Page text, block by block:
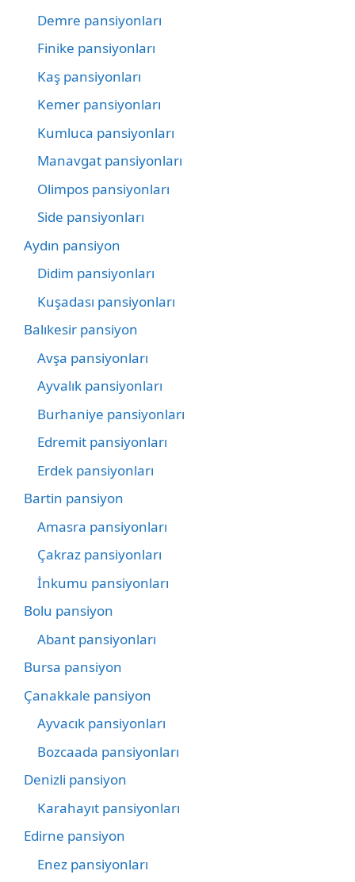
Demre pansiyonları
Finike pansiyonları
Kaş pansiyonları
Kemer pansiyonları
Kumluca pansiyonları
Manavgat pansiyonları
Olimpos pansiyonları
Side pansiyonları
Aydın pansiyon
Didim pansiyonları
Kuşadası pansiyonları
Balıkesir pansiyon
Avşa pansiyonları
Ayvalık pansiyonları
Burhaniye pansiyonları
Edremit pansiyonları
Erdek pansiyonları
Bartin pansiyon
Amasra pansiyonları
Çakraz pansiyonları
İnkumu pansiyonları
Bolu pansiyon
Abant pansiyonları
Bursa pansiyon
Çanakkale pansiyon
Ayvacık pansiyonları
Bozcaada pansiyonları
Denizli pansiyon
Karahayıt pansiyonları
Edirne pansiyon
Enez pansiyonları